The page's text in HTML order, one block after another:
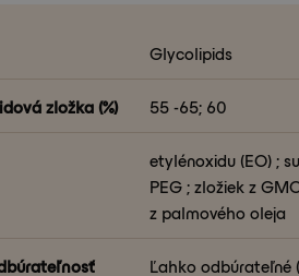
Glycolipids
zložka (%) 55 -65; 60
etylénoxidu (EO) ;
PEG ; zložiek z
z palmového oleja
Ľahko odbúrateľné